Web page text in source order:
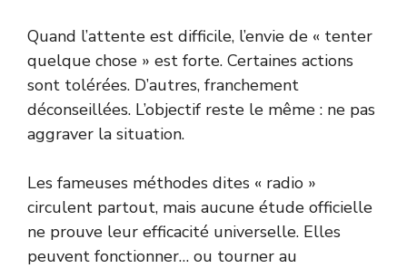
Quand l’attente est difficile, l’envie de « tenter
quelque chose » est forte. Certaines actions
sont tolérées. D’autres, franchement
déconseillées. L’objectif reste le même : ne pas
aggraver la situation.
Les fameuses méthodes dites « radio »
circulent partout, mais aucune étude officielle
ne prouve leur efficacité universelle. Elles
peuvent fonctionner… ou tourner au